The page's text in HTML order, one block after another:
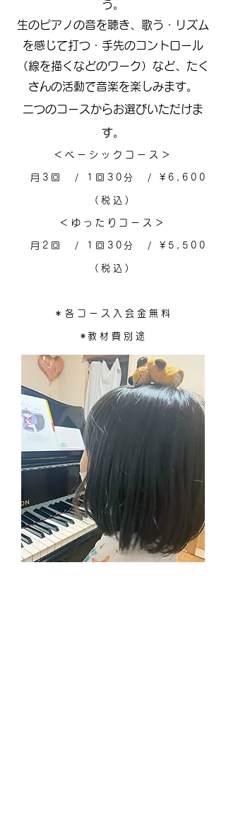
う。
​生のピアノの音を聴き、歌う・リズム
を感じて打つ・手先のコントロール
（線を描くなどのワーク）など、たく
さんの活動で音楽を楽しみます。
二つのコースからお選びいただけま
す。
＜ベーシックコース＞
月3回 / 1回30分 / ¥6,600
(税込)
＜ゆったりコース＞
月2回 / 1回30分 / ¥5,500
(税込)
＊各コース入会金無料
​＊教材費別途